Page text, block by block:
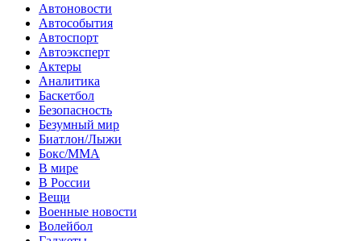
Автоновости
Автособытия
Автоспорт
Автоэксперт
Актеры
Аналитика
Баскетбол
Безопасность
Безумный мир
Биатлон/Лыжи
Бокс/MMA
В мире
В России
Вещи
Военные новости
Волейбол